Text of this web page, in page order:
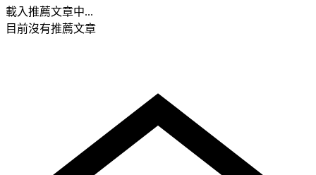
載入推薦文章中...
目前沒有推薦文章